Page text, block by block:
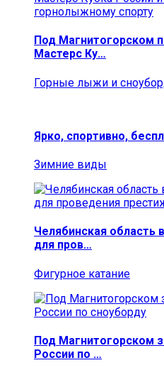
Под Магнитогорском
Мастерс Ку…
Горные лыжи и
Ярко, спортивно,
Зимние виды
Челябинская область
для пров…
Фигурное катание
Под Магнитогорском
России по …